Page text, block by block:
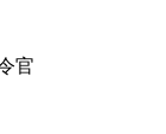
官